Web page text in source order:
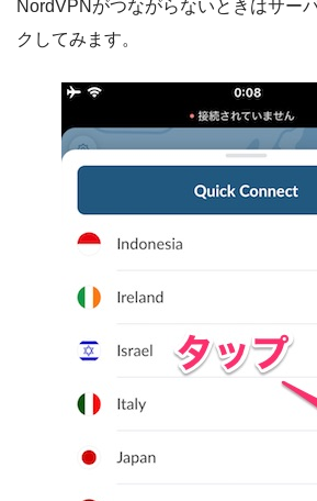
NordVPNがつながらないときはサー
クしてみます。